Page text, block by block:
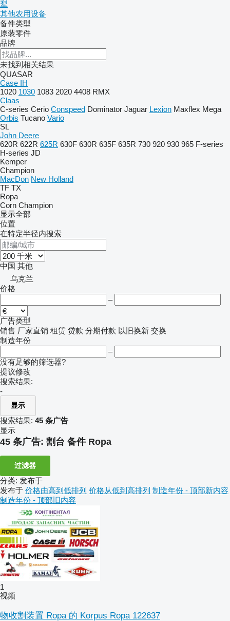
犁
其他农用设备
备件类型
原装零件
品牌
未找到相关结果
QUASAR
Case IH
1020 1030 1083 2020 4408 RMX
Claas
C-series Cerio Conspeed Dominator Jaguar Lexion Maxflex Mega
Orbis Tucano Vario
SL
John Deere
620R 622R 625R 630F 630R 635F 635R 730 920 930 965 F-series
H-series JD
Kemper
Champion
MacDon New Holland
TF TX
Ropa
Corn Champion
显示全部
位置
在特定半径内搜索
中国 其他
乌克兰
价格
–
广告类型
销售 厂家直销 租赁 贷款 分期付款 以旧换新 交换
制造年份
–
没有足够的筛选器?
提议修改
搜索结果:
-
显示
搜索结果: 45 条广告
显示
45 条广告: 割台 备件 Ropa
过滤器
分类: 发布于
发布于 价格由高到低排列 价格从低到高排列 制造年份 - 顶部新内容
制造年份 - 顶部旧内容
1
视频
物收割装置 Ropa 的 Korpus Ropa 122637